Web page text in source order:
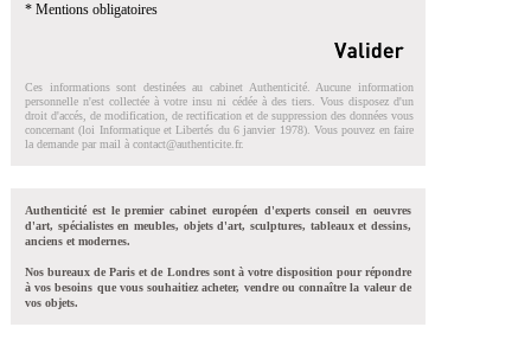
* Mentions obligatoires
Ces informations sont destinées au cabinet Authenticité. Aucune information
personnelle n'est collectée à votre insu ni cédée à des tiers. Vous disposez d'un
droit d'accés, de modification, de rectification et de suppression des données vous
concernant (loi Informatique et Libertés du 6 janvier 1978). Vous pouvez en faire
la demande par mail à contact@authenticite.fr.
Authenticité est le premier cabinet européen d'experts conseil en oeuvres
d'art, spécialistes en meubles, objets d'art, sculptures, tableaux et dessins,
anciens et modernes.
Nos bureaux de Paris et de Londres sont à votre disposition pour répondre
à vos besoins que vous souhaitiez acheter, vendre ou connaître la valeur de
vos objets.